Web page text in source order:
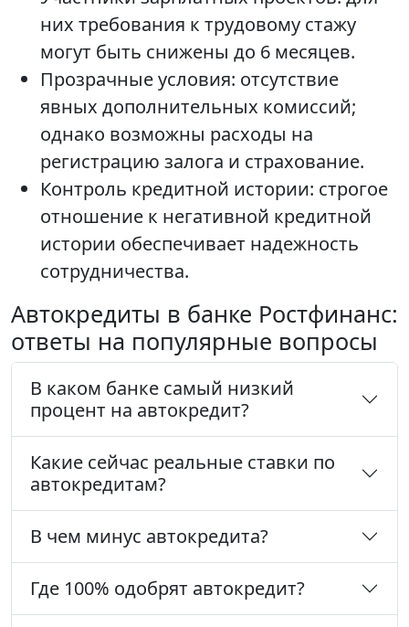
них требования к трудовому стажу
могут быть снижены до 6 месяцев.
Прозрачные условия: отсутствие
явных дополнительных комиссий;
однако возможны расходы на
регистрацию залога и страхование.
Контроль кредитной истории: строгое
отношение к негативной кредитной
истории обеспечивает надежность
сотрудничества.
Автокредиты в банке Ростфинанс:
ответы на популярные вопросы
В каком банке самый низкий
процент на автокредит?
Какие сейчас реальные ставки по
автокредитам?
В чем минус автокредита?
Где 100% одобрят автокредит?